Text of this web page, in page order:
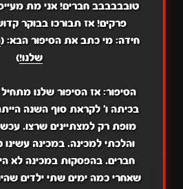
טובבבבבב חברים! אני מת
פרקים! אז תבורכו בבוקר
חידה: מי כתב את הסיפור הבא: (
שלנו!)
הסיפור: אז הסיפור שלנו
בכיתה ו' לקראת סוף השנה
מופת רק למצתיינים שרצו.
והלכתי למכינה. במכינה עשינו
חברים. בהפסקות במכינה לא
שאחרי כמה ימים שתי ילדים